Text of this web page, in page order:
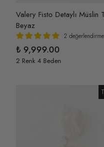
Valery Fisto Detaylı Müslin
Beyaz
2 değerlendirme
₺ 9,999.00
2 Renk 4 Beden